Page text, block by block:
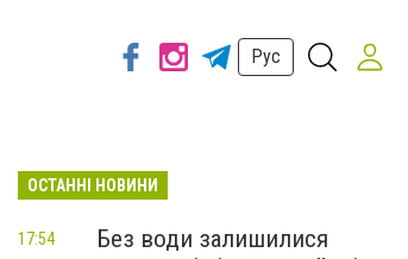
Рус
ОСТАННІ НОВИНИ
Без води залишилися
17:54